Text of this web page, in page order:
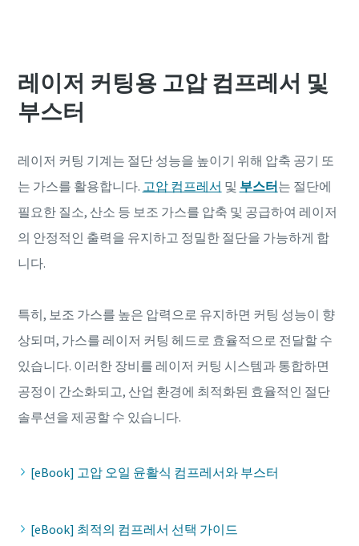
레이저 커팅용 고압 컴프레서 및
부스터
레이저 커팅 기계는 절단 성능을 높이기 위해 압축 공기 또
는 가스를 활용합니다. 고압 컴프레서 및 부스터는 절단에
필요한 질소, 산소 등 보조 가스를 압축 및 공급하여 레이저
의 안정적인 출력을 유지하고 정밀한 절단을 가능하게 합
니다.
특히, 보조 가스를 높은 압력으로 유지하면 커팅 성능이 향
상되며, 가스를 레이저 커팅 헤드로 효율적으로 전달할 수
있습니다. 이러한 장비를 레이저 커팅 시스템과 통합하면
공정이 간소화되고, 산업 환경에 최적화된 효율적인 절단
솔루션을 제공할 수 있습니다.
[eBook] 고압 오일 윤활식 컴프레서와 부스터
[eBook] 최적의 컴프레서 선택 가이드